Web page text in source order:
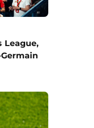
League,